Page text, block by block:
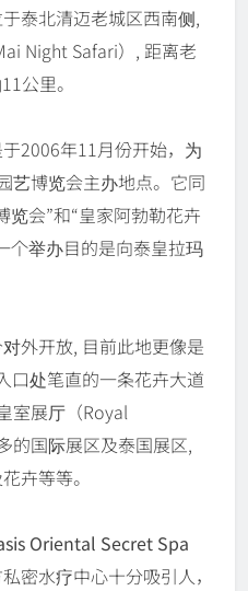
泰北清迈老城区西南侧,
Night Safari）, 距离老
公里。
2006年11月份开始，为
艺博览会主办地点。它同
览会”和“皇家阿勃勒花卉
个举办目的是向泰皇拉玛
外开放, 目前此地更像是
口处笔直的一条花卉大道
室展厅（Royal
的国际展区及泰国展区,
卉等等。
Oriental Secret Spa
密水疗中心十分吸引人，